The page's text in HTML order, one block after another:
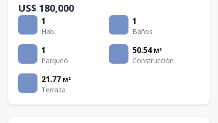
US$ 180,000
1
Hab.
1
Baños
1
Parqueo
50.54 M²
Construcción
21.77 M²
Terraza